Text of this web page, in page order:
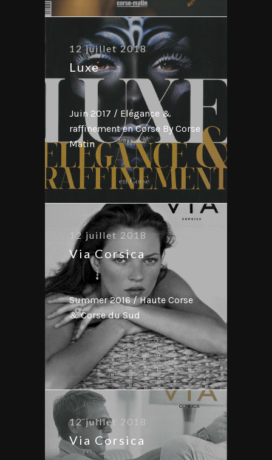
12 juillet 2018
Luxe
Juin 2017 / Elégance &
raffinement en Corse By Corse
Matin
12 juillet 2018
Via Corsica
Summer 2016 / Haute Corse
& Corse du Sud
12 juillet 2018
Via Corsica